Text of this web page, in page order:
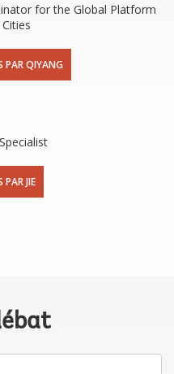
for the Global Platform
PAR QIYANG
PAR JIE